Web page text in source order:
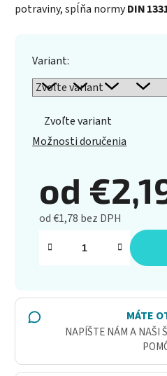
potraviny, spĺňa normyDIN
Variant:
Zvoľte variant
Možnosti doručenia
od
od€1,78 bez DPH
Jednotková cena:
MÁTE
NAPÍŠTE NÁM A NAŠI